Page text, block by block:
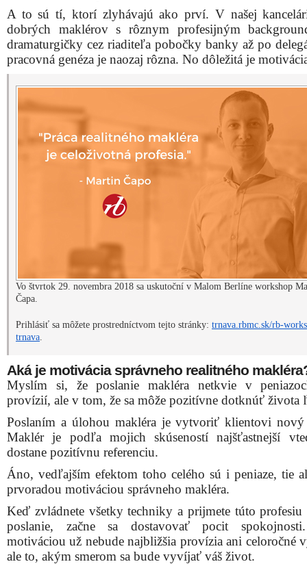
A to sú tí, ktorí zlyhávajú ako prví. V našej
dobrých maklérov s rôznym profesijným
dramaturgičky cez riaditeľa pobočky banky až po
pracovná genéza je naozaj rôzna. No dôležitá je
Vo štvrtok 29. novembra 2018 sa uskutoční v Malom Berlíne workshop
Čapa.
Prihlásiť sa môžete prostredníctvom tejto stránky: trnava.rbmc.sk/rb-
trnava.
Aká je motivácia správneho realitného
Myslím si, že poslanie makléra netkvie v
provízií, ale v tom, že sa môže pozitívne dotknúť života
Poslaním a úlohou makléra je vytvoriť klientovi
Maklér je podľa mojich skúseností najšťastnejší
dostane pozitívnu referenciu.
Áno, vedľajším efektom toho celého sú i peniaze, tie
prvoradou motiváciou správneho makléra.
Keď zvládnete všetky techniky a prijmete túto profesiu
poslanie, začne sa dostavovať pocit
motiváciou už nebude najbližšia provízia ani celoročné
ale to, akým smerom sa bude vyvíjať váš život.